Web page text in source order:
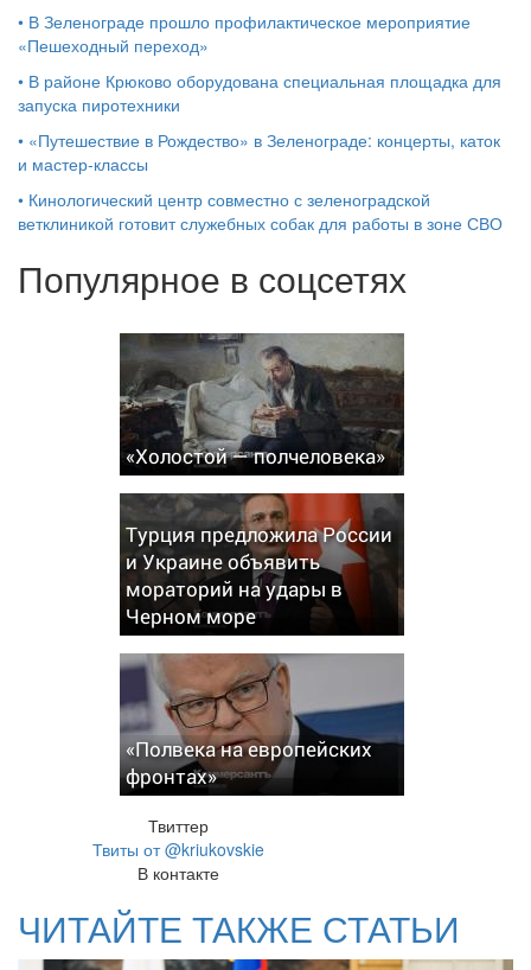
• В Зеленограде прошло профилактическое мероприятие
«Пешеходный переход»
• В районе Крюково оборудована специальная площадка для
запуска пиротехники
• «Путешествие в Рождество» в Зеленограде: концерты, каток
и мастер‑классы
• Кинологический центр совместно с зеленоградской
ветклиникой готовит служебных собак для работы в зоне СВО
Популярное в соцсетях
«Холостой — полчеловека»
Турция предложила России
и Украине объявить
мораторий на удары в
Черном море
«Полвека на европейских
фронтах»
Твиттер
Твиты от @kriukovskie
В контакте
ЧИТАЙТЕ ТАКЖЕ СТАТЬИ